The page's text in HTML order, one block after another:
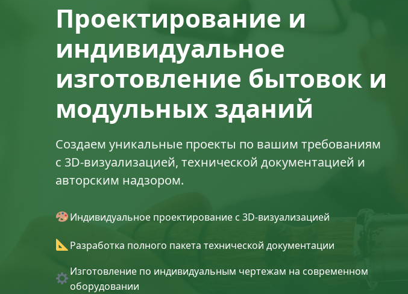
Проектирование и
индивидуальное
изготовление бытовок и
модульных зданий
Создаем уникальные проекты по вашим требованиям
с 3D-визуализацией, технической документацией и
авторским надзором.
Индивидуальное проектирование с 3D-визуализацией
Разработка полного пакета технической документации
Изготовление по индивидуальным чертежам на современном
оборудовании